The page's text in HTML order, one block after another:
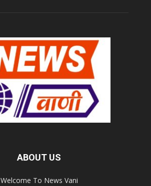
ABOUT US
Welcome To News Vani